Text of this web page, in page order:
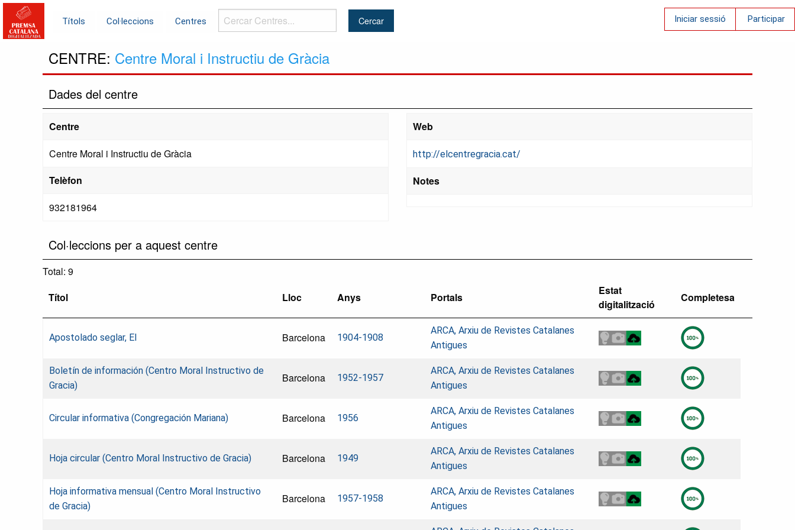
Títols Col·leccions Centres
Cercar
Centres...
Iniciar sessió Participar
CENTRE: Centre Moral i Instructiu de Gràcia
Dades del centre
Centre
Centre Moral i Instructiu de Gràcia
Telèfon
932181964
Web
http://elcentregracia.cat/
Notes
Col·leccions per a aquest centre
Total: 9
Títol
Lloc Anys Portals
Estat
digitalització
Completesa
Apostolado seglar, El Barcelona 1904-1908
ARCA, Arxiu de Revistes Catalanes
Antigues
Boletín de información (Centro Moral Instructivo de
Gracia)
Barcelona 1952-1957
ARCA, Arxiu de Revistes Catalanes
Antigues
Circular informativa (Congregación Mariana) Barcelona 1956
ARCA, Arxiu de Revistes Catalanes
Antigues
Hoja circular (Centro Moral Instructivo de Gracia) Barcelona 1949
ARCA, Arxiu de Revistes Catalanes
Antigues
Hoja informativa mensual (Centro Moral Instructivo
de Gracia)
Barcelona 1957-1958
ARCA, Arxiu de Revistes Catalanes
Antigues